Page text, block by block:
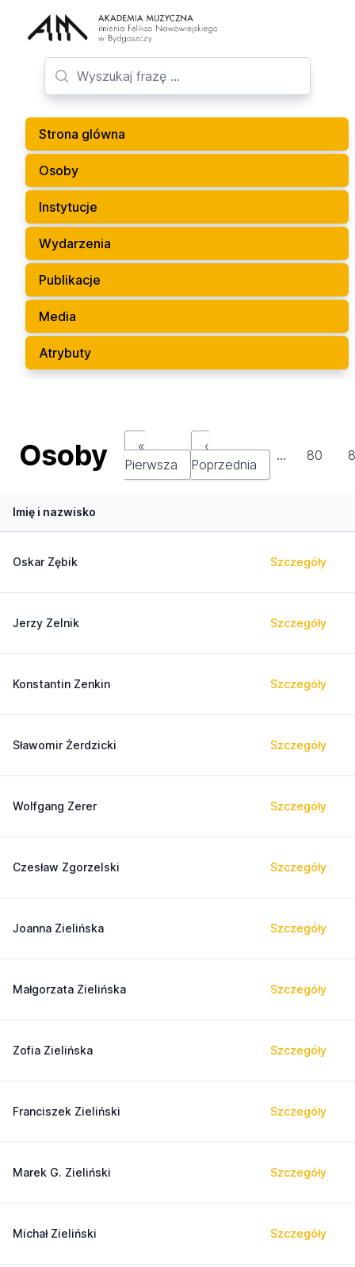
Strona glówna
Osoby
Instytucje
Wydarzenia
Publikacje
Media
Atrybuty
Osoby
«
Pierwsza
‹
Poprzednia
… 80
Imię i nazwisko
Oskar Zębik Szczegóły
Jerzy Zelnik Szczegóły
Konstantin Zenkin Szczegóły
Sławomir Żerdzicki Szczegóły
Wolfgang Zerer Szczegóły
Czesław Zgorzelski Szczegóły
Joanna Zielińska Szczegóły
Małgorzata Zielińska Szczegóły
Zofia Zielińska Szczegóły
Franciszek Zieliński Szczegóły
Marek G. Zieliński Szczegóły
Michał Zieliński Szczegóły